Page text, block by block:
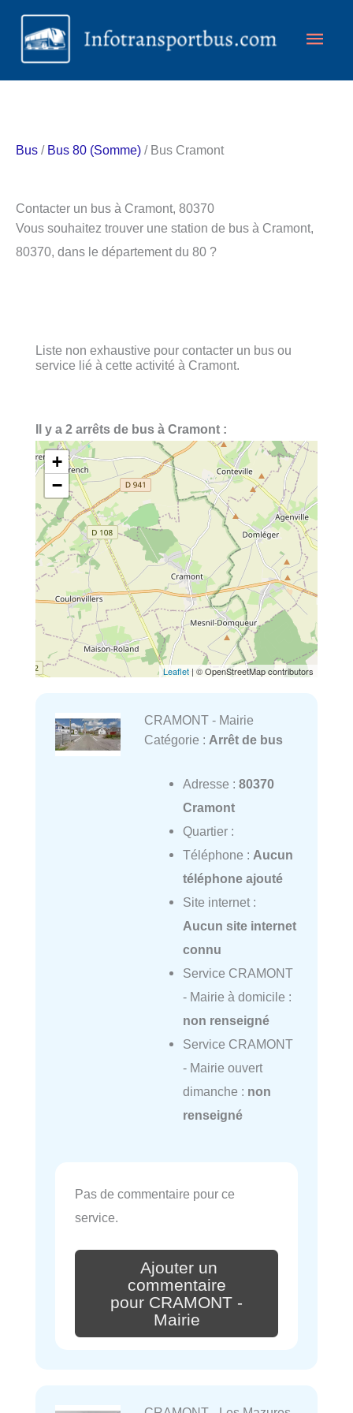
Aller
contenu
Bus / Bus 80 (Somme) / Bus Cramont
Contacter un bus à Cramont, 80370
Vous souhaitez trouver une station de bus à Cramont,
80370, dans le département du 80 ?
Liste non exhaustive pour contacter un bus ou
service lié à cette activité à Cramont.
Il y a 2 arrêts de bus à Cramont :
+
−
Leaflet | © OpenStreetMap contributors
CRAMONT - Mairie
Catégorie : Arrêt de bus
Adresse : 80370
Cramont
Quartier :
Téléphone : Aucun
téléphone ajouté
Site internet :
Aucun site internet
connu
Service CRAMONT
- Mairie à domicile :
non renseigné
Service CRAMONT
- Mairie ouvert
dimanche : non
renseigné
Pas de commentaire pour ce
service.
Ajouter un
commentaire
pour CRAMONT -
Mairie